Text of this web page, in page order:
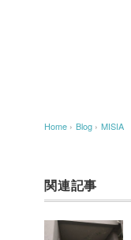
Home › Blog › MISIA
関連記事